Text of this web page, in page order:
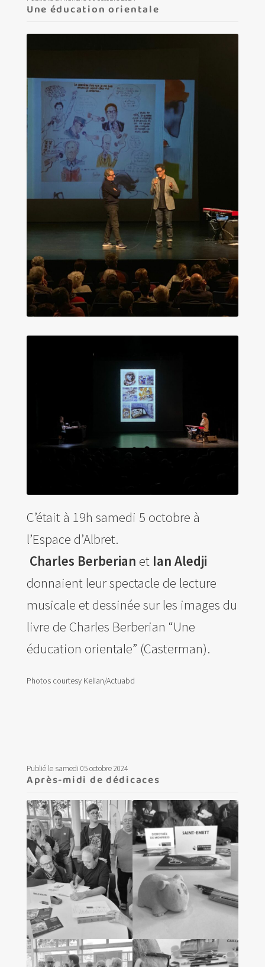
Une éducation orientale
C’était à 19h samedi 5 octobre à
l’Espace d’Albret.
Charles Berberian et Ian Aledji
donnaient leur spectacle de lecture
musicale et dessinée sur les images du
livre de Charles Berberian “Une
éducation orientale” (Casterman).
Photos courtesy Kelian/Actuabd
Publié le samedi 05 octobre 2024
Après-midi de dédicaces